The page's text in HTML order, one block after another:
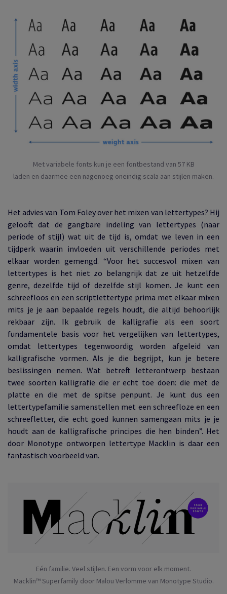
Met variabele fonts kun je een fontbestand van 57 KB
laden en daarmee een nagenoeg oneindig scala aan stijlen maken.
Het advies van Tom Foley over het mixen van lettertypes? Hij
gelooft dat de gangbare indeling van lettertypes (naar
periode of stijl) wat uit de tijd is, omdat we leven in een
tijdperk waarin invloeden uit verschillende periodes met
elkaar worden gemengd. “Voor het succesvol mixen van
lettertypes is het niet zo belangrijk dat ze uit hetzelfde
genre, dezelfde tijd of dezelfde stijl komen. Je kunt een
schreefloos en een scriptlettertype prima met elkaar mixen
mits je je aan bepaalde regels houdt, die altijd behoorlijk
rekbaar zijn. Ik gebruik de kalligrafie als een soort
fundamentele basis voor het vergelijken van lettertypes,
omdat lettertypes tegenwoordig worden afgeleid van
kalligrafische vormen. Als je die begrijpt, kun je betere
beslissingen nemen. Wat betreft letterontwerp bestaan
twee soorten kalligrafie die er echt toe doen: die met de
platte en die met de spitse penpunt. Je kunt dus een
lettertypefamilie samenstellen met een schreefloze en een
schreefletter, die echt goed kunnen samengaan mits je je
houdt aan de kalligrafische principes die hen binden”. Het
door Monotype ontworpen lettertype Macklin is daar een
fantastisch voorbeeld van.
Eén familie. Veel stijlen. Een vorm voor elk moment.
Macklin™ Superfamily door Malou Verlomme van Monotype Studio.